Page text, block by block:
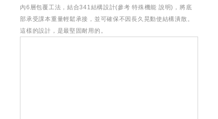
內6層包覆工法，結合341結構設計(參考 特殊機能 說明)，將底
部承受課本重量輕鬆承接，並可確保不因長久晃動使結構潰散。
這樣的設計，是最堅固耐用的。